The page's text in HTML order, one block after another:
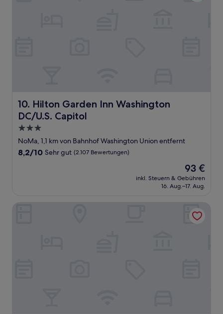
10. Hilton Garden Inn Washington
DC/U.S. Capitol
Hilton Garden Inn Washington DC/U.S. Capitol
3.0-
Sterne-
Unterkunft
NoMa, 1,1 km von Bahnhof Washington Union entfernt
8.2
Bewertungen)
8,2/10 Sehr gut (2.107 Bewertungen)
Der
Preis
beträgt
93 €
inkl. Steuern & Gebühren
16. Aug.–17. Aug.